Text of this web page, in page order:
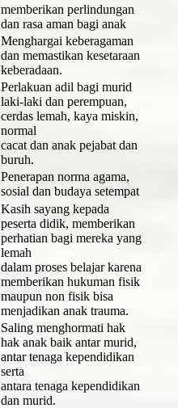
memberikan perlindungan
dan rasa aman bagi anak
Menghargai keberagaman
dan memastikan kesetaraan
keberadaan.
Perlakuan adil bagi murid
laki-laki dan perempuan,
cerdas lemah, kaya miskin,
normal
cacat dan anak pejabat dan
buruh.
Penerapan norma agama,
sosial dan budaya setempat
Kasih sayang kepada
peserta didik, memberikan
perhatian bagi mereka yang
lemah
dalam proses belajar karena
memberikan hukuman fisik
maupun non fisik bisa
menjadikan anak trauma.
Saling menghormati hak
hak anak baik antar murid,
antar tenaga kependidikan
serta
antara tenaga kependidikan
dan murid.